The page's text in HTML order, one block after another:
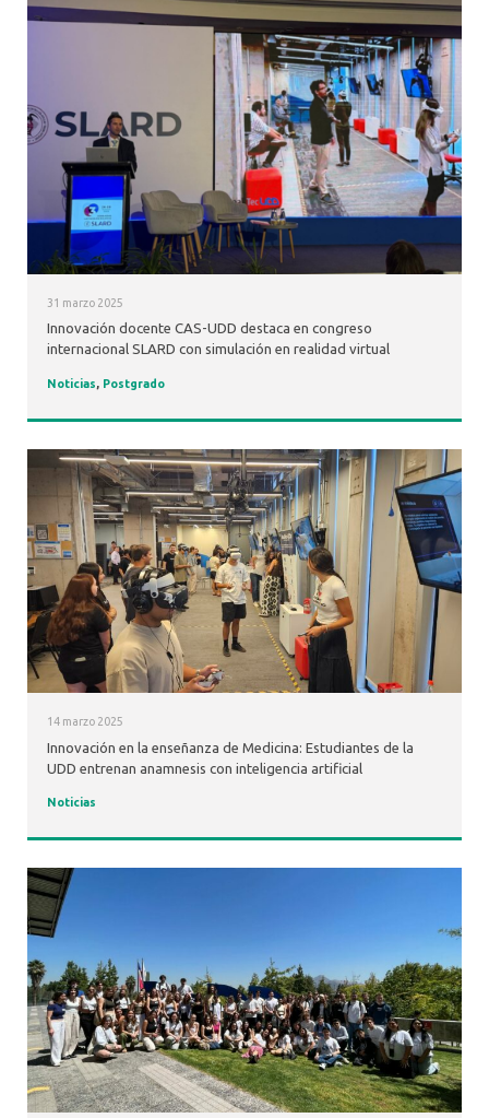
31 marzo 2025
Innovación docente CAS-UDD destaca en congreso
internacional SLARD con simulación en realidad virtual
Noticias, Postgrado
14 marzo 2025
Innovación en la enseñanza de Medicina: Estudiantes de la
UDD entrenan anamnesis con inteligencia artificial
Noticias